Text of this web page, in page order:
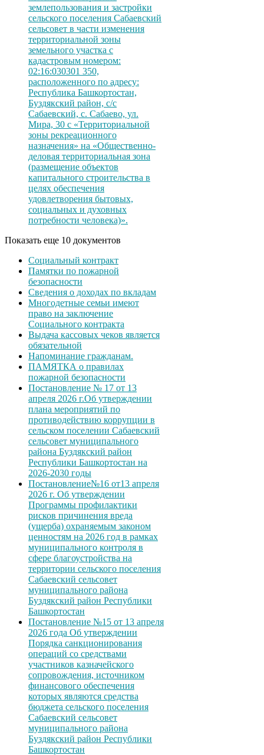
землепользования и застройки
сельского поселения Сабаевский
сельсовет в части изменения
территориальной зоны
земельного участка с
кадастровым номером:
02:16:030301 350,
расположенного по адресу:
Республика Башкортостан,
Буздякский район, с/с
Сабаевский, с. Сабаево, ул.
Мира, 30 с «Территориальной
зоны рекреационного
назначения» на «Общественно-
деловая территориальная зона
(размещение объектов
капитального строительства в
целях обеспечения
удовлетворения бытовых,
социальных и духовных
потребности человека)».
Показать еще 10 документов
Социальный контракт
Памятки по пожарной
безопасности
Сведения о доходах по вкладам
Многодетные семьи имеют
право на заключение
Социального контракта
Выдача кассовых чеков является
обязательной
Напоминание гражданам.
ПАМЯТКА о правилах
пожарной безопасности
Постановление № 17 от 13
апреля 2026 г.Об утверждении
плана мероприятий по
противодействию коррупции в
сельском поселении Сабаевский
сельсовет муниципального
района Буздякский район
Республики Башкортостан на
2026-2030 годы
Постановление№16 от13 апреля
2026 г. Об утверждении
Программы профилактики
рисков причинения вреда
(ущерба) охраняемым законом
ценностям на 2026 год в рамках
муниципального контроля в
сфере благоустройства на
территории сельского поселения
Сабаевский сельсовет
муниципального района
Буздякский район Республики
Башкортостан
Постановление №15 от 13 апреля
2026 года Об утверждении
Порядка санкционирования
операций со средствами
участников казначейского
сопровождения, источником
финансового обеспечения
которых являются средства
бюджета сельского поселения
Сабаевский сельсовет
муниципального района
Буздякский район Республики
Башкортостан